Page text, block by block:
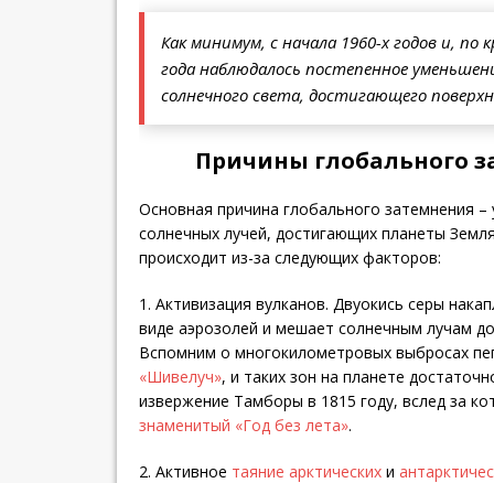
Как минимум, с начала 1960-х годов и, по
года наблюдалось постепенное
солнечного света, достигающего
Причины глобального
Основная причина глобального затемнения
солнечных лучей, достигающих планеты
происходит из-за следующих факторов:
1. Активизация вулканов. Двуокись серы
виде аэрозолей и мешает солнечным лучам
Вспомним о многокилометровых выбросах
«Шивелуч», и таких зон на планете
извержение Тамборы в 1815 году, вслед за
знаменитый «Год без лета».
2. Активное таяние арктических и